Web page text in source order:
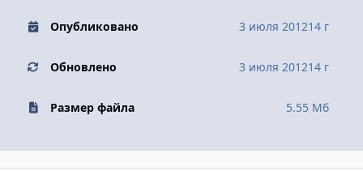
Опубликовано 3 июля 201214 г
Обновлено 3 июля 201214 г
Размер файла 5.55 Мб